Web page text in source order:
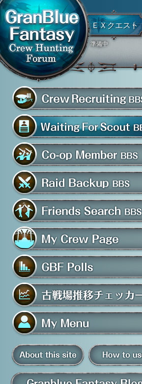
グラブル騎空団募集掲示
騎空団員募集掲示板
騎空団入団希望掲示板
共闘部屋・メンバー掲示板
マルチバトル救援募集掲示板
フレンド募集掲示板
マイ騎空団ページ
グラブルアンケート
古戦場推移チェッカー
マイメニュー
騎空団員募集掲示板 掲示板の使い方
ＥＸクエスト
準備中